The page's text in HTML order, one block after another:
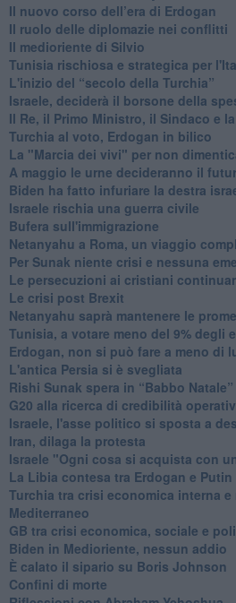
​Il nuovo corso dell’era di Erdogan
Il ruolo delle diplomazie nei conflitti
Il medioriente di Silvio
Tunisia rischiosa e strategica per
L'inizio del “secolo della Turchia”
Israele, deciderà il borsone della
Il Re, il Primo Ministro, il Sindaco e
Turchia al voto, Erdogan in bilico
La "Marcia dei vivi" per non
A maggio le urne decideranno il
Biden ha fatto infuriare la destra
Israele rischia una guerra civile
Bufera sull'immigrazione
Netanyahu a Roma, un viaggio
Per Sunak niente crisi e nessuna
Le persecuzioni ai cristiani
Le crisi post Brexit
Netanyahu saprà mantenere le
Tunisia, a votare meno del 9% degli
Erdogan, non si può fare a meno di
L'antica Persia si è svegliata
Rishi Sunak spera in “Babbo Natale”
G20 alla ricerca di credibilità
Israele, l'asse politico si sposta a
Iran, dilaga la protesta
Israele "Ogni cosa si acquista con
La Libia contesa tra Erdogan e Putin
Turchia tra crisi economica interna
Mediterraneo
GB tra crisi economica, sociale e
Biden in Medioriente, nessun addio
È calato il sipario su Boris Johnson
Confini di morte